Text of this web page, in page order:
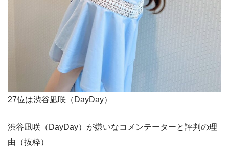
27位は渋谷凪咲（DayDay）
渋谷凪咲（DayDay）が嫌いなコメンテーターと評判の理
由（抜粋）